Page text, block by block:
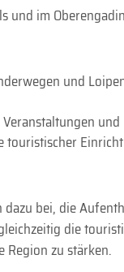
und im
und
touristischer
dazu bei, die
die
zu stärken.